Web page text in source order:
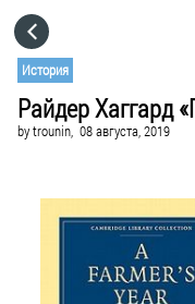
История
Райдер Хаггард
bytrounin, 08 августа, 2019